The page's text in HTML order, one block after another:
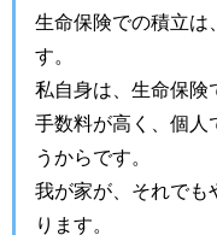
生命保険での積立は
す。
私自身は、生命保険
手数料が高く、個人
うからです。
我が家が、それでも
ります。